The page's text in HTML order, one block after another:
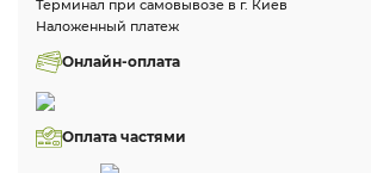
Терминал при самовывозе в г. Киев
Наложенный платеж
Онлайн-оплата
Оплата частями